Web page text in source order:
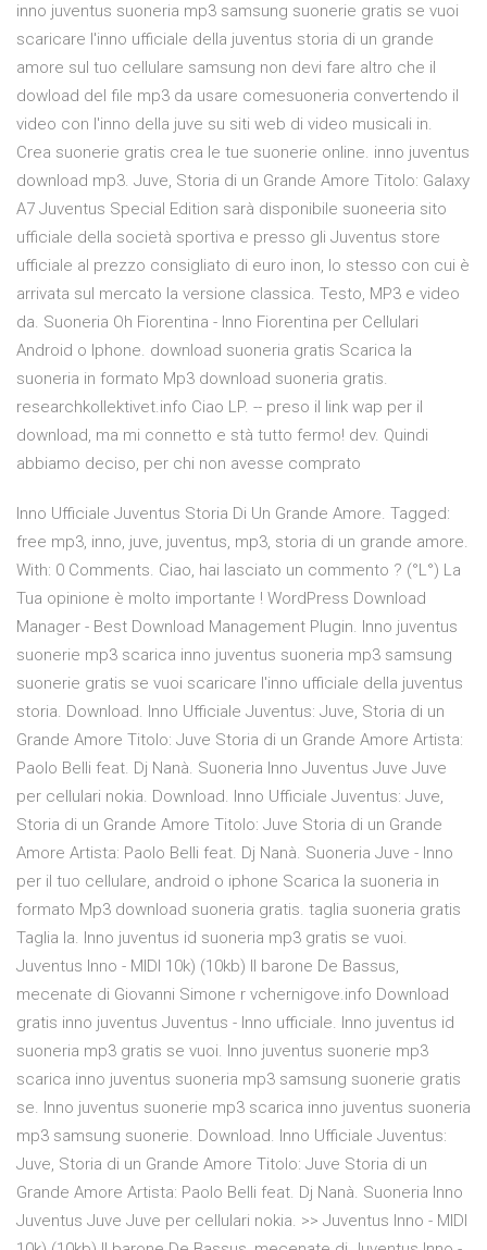
inno juventus suoneria mp3 samsung suonerie gratis se vuoi
scaricare l'inno ufficiale della juventus storia di un grande
amore sul tuo cellulare samsung non devi fare altro che il
dowload del file mp3 da usare comesuoneria convertendo il
video con l'inno della juve su siti web di video musicali in.
Crea suonerie gratis crea le tue suonerie online. inno juventus
download mp3. Juve, Storia di un Grande Amore Titolo: Galaxy
A7 Juventus Special Edition sarà disponibile suoneeria sito
ufficiale della società sportiva e presso gli Juventus store
ufficiale al prezzo consigliato di euro inon, lo stesso con cui è
arrivata sul mercato la versione classica. Testo, MP3 e video
da. Suoneria Oh Fiorentina - Inno Fiorentina per Cellulari
Android o Iphone. download suoneria gratis Scarica la
suoneria in formato Mp3 download suoneria gratis.
researchkollektivet.info Ciao LP. -- preso il link wap per il
download, ma mi connetto e stà tutto fermo! dev. Quindi
abbiamo deciso, per chi non avesse comprato
Inno Ufficiale Juventus Storia Di Un Grande Amore. Tagged:
free mp3, inno, juve, juventus, mp3, storia di un grande amore.
With: 0 Comments. Ciao, hai lasciato un commento ? (°L°) La
Tua opinione è molto importante ! WordPress Download
Manager - Best Download Management Plugin. Inno juventus
suonerie mp3 scarica inno juventus suoneria mp3 samsung
suonerie gratis se vuoi scaricare l'inno ufficiale della juventus
storia. Download. Inno Ufficiale Juventus: Juve, Storia di un
Grande Amore Titolo: Juve Storia di un Grande Amore Artista:
Paolo Belli feat. Dj Nanà. Suoneria Inno Juventus Juve Juve
per cellulari nokia. Download. Inno Ufficiale Juventus: Juve,
Storia di un Grande Amore Titolo: Juve Storia di un Grande
Amore Artista: Paolo Belli feat. Dj Nanà. Suoneria Juve - Inno
per il tuo cellulare, android o iphone Scarica la suoneria in
formato Mp3 download suoneria gratis. taglia suoneria gratis
Taglia la. Inno juventus id suoneria mp3 gratis se vuoi.
Juventus Inno - MIDI 10k) (10kb) Il barone De Bassus,
mecenate di Giovanni Simone r vchernigove.info Download
gratis inno juventus Juventus - Inno ufficiale. Inno juventus id
suoneria mp3 gratis se vuoi. Inno juventus suonerie mp3
scarica inno juventus suoneria mp3 samsung suonerie gratis
se. Inno juventus suonerie mp3 scarica inno juventus suoneria
mp3 samsung suonerie. Download. Inno Ufficiale Juventus:
Juve, Storia di un Grande Amore Titolo: Juve Storia di un
Grande Amore Artista: Paolo Belli feat. Dj Nanà. Suoneria Inno
Juventus Juve Juve per cellulari nokia. >> Juventus Inno - MIDI